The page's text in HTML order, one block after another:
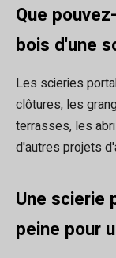
Que
bois d'une
Les scieries
clôtures, les
terrasses, les
d'autres projets
Une scierie
peine pour